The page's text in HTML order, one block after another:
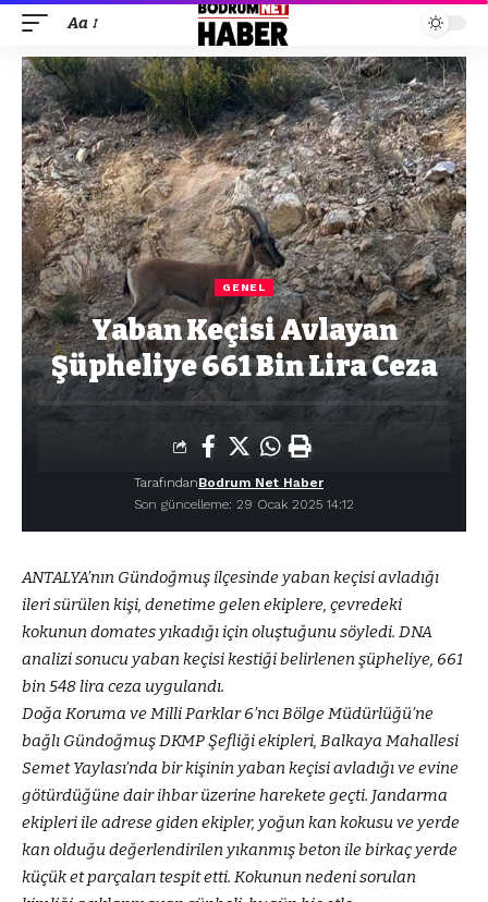
Aa
GENEL
Yaban Keçisi Avlayan
Şüpheliye 661 Bin Lira Ceza
Son güncelleme: 29 Ocak 2025 14:12
TarafındanBodrum Net Haber
ANTALYA’nın Gündoğmuş ilçesinde yaban keçisi avladığı
ileri sürülen kişi, denetime gelen ekiplere, çevredeki
kokunun domates yıkadığı için oluştuğunu söyledi. DNA
analizi sonucu yaban keçisi kestiği belirlenen şüpheliye, 661
bin 548 lira ceza uygulandı.
Doğa Koruma ve Milli Parklar 6’ncı Bölge Müdürlüğü’ne
bağlı Gündoğmuş DKMP Şefliği ekipleri, Balkaya Mahallesi
Semet Yaylası’nda bir kişinin yaban keçisi avladığı ve evine
götürdüğüne dair ihbar üzerine harekete geçti. Jandarma
ekipleri ile adrese giden ekipler, yoğun kan kokusu ve yerde
kan olduğu değerlendirilen yıkanmış beton ile birkaç yerde
küçük et parçaları tespit etti. Kokunun nedeni sorulan